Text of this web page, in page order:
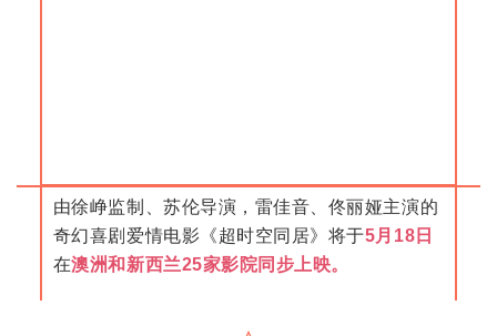
由徐峥监制、苏伦导演，雷佳音、佟丽娅主演的
奇幻喜剧爱情电影《超时空同居》将于5月18日
在澳洲和新西兰25家影院同步上映。